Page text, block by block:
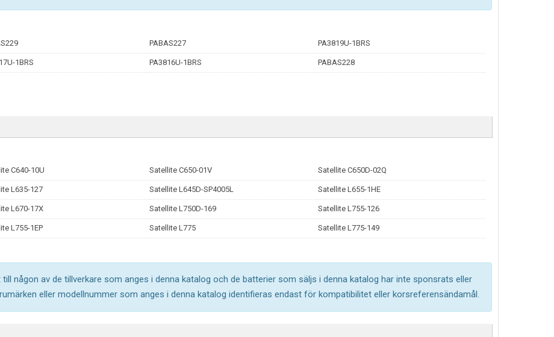
PABAS227 PA3819U-1BRS
1BRS PA3816U-1BRS PABAS228
C640-10U Satellite C650-01V Satellite C650D-02Q
L635-127 Satellite L645D-SP4005L Satellite L655-1HE
L670-17X Satellite L750D-169 Satellite L755-126
L755-1EP Satellite L775 Satellite L775-149
någon av de tillverkare som anges i denna katalog och de batterier som säljs i denna katalog har inte sponsrats eller
eller modellnummer som anges i denna katalog identifieras endast för kompatibilitet eller korsreferensändamål.